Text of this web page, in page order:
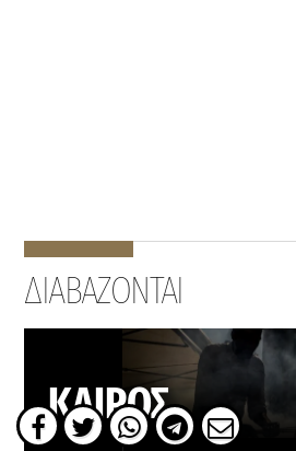
ΔΙΑΒΑΖΟΝΤΑΙ
ΚΑΙΡΟΣ